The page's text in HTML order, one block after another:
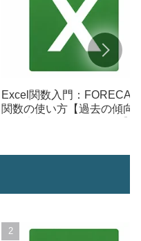
Excel関数入門：
関数の使い方【過去の傾向